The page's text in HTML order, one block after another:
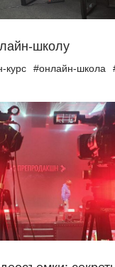
школу
курс #онлайн-школа